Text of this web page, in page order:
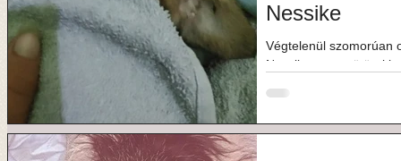
Nessike
Végtelenül szomorúan
Nessike meggyötört